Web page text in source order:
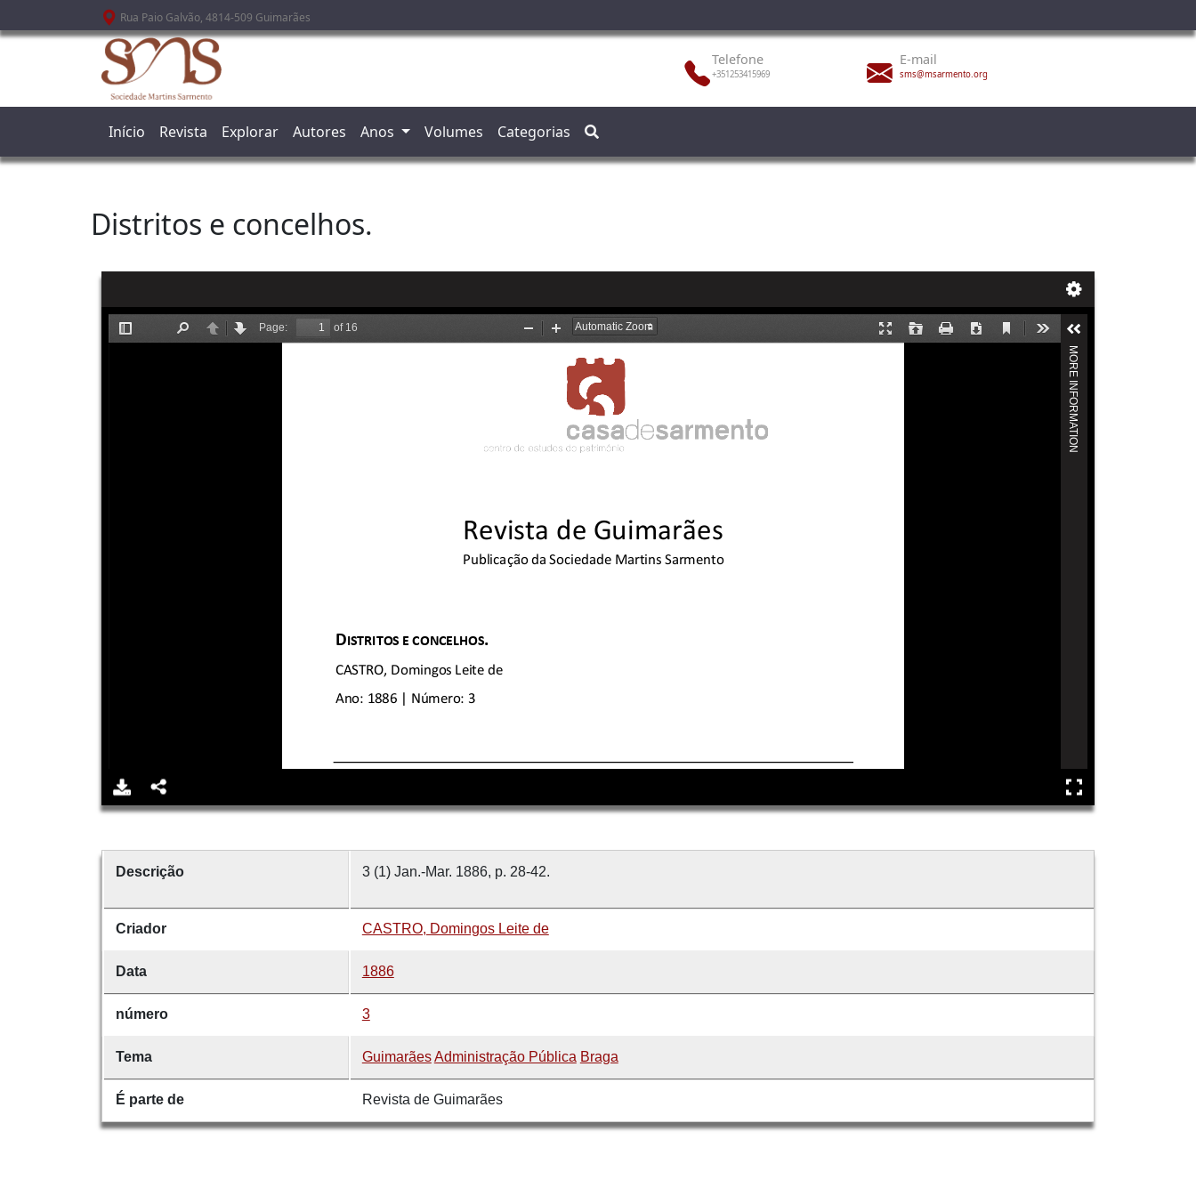
Passar para o conteúdo principal
Rua Paio Galvão, 4814-509 Guimarães
Telefone
+351253415969
E-mail
sms@msarmento.org
Início Revista Explorar Autores Anos Volumes Categorias
Distritos e concelhos.
Descrição 3 (1) Jan.-Mar. 1886, p. 28-42.
Criador CASTRO, Domingos Leite de
Data 1886
número 3
Tema GuimarãesAdministração Pública Braga
É parte de Revista de Guimarães